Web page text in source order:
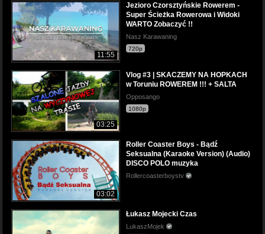
11:55
Jezioro Czorsztyńskie Rowerem -
Super Ścieżka Rowerowa i Widoki
WARTO Zobaczyć !!
Nasz Karawaning
720p
03:25
Vlog #3 | SKACZEMY NA HOPKACH
w Toruniu ROWEREM !!! + SALTA
Opposango
1080p
03:02
Roller Coaster Boys - Bądź
Seksualna (Karaoke Version) (Audio)
DISCO POLO muzyka
Rollercoasterboystv
Łukasz Mojecki Czas
LukaszMojek